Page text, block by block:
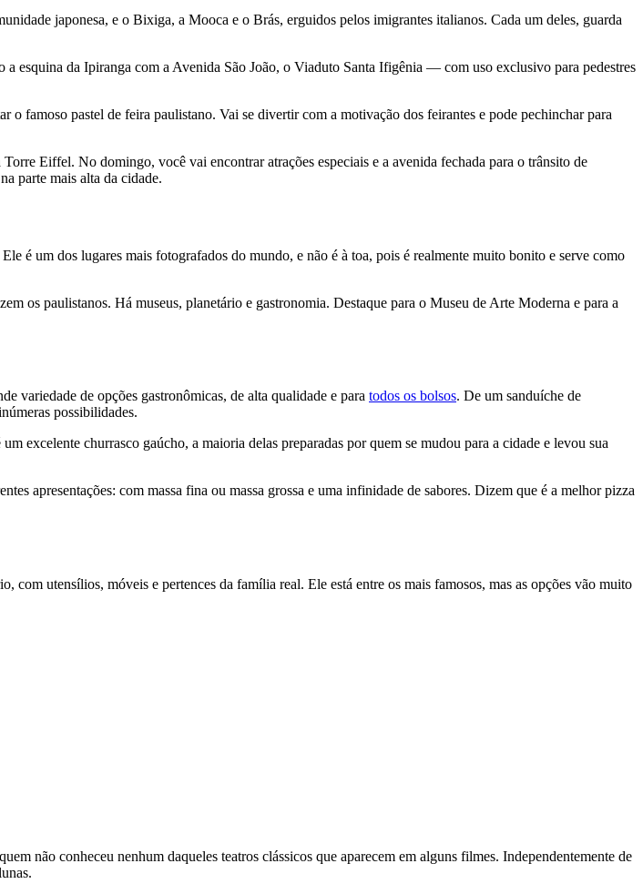
japonesa, e o Bixiga, a Mooca e o Brás, erguidos pelos imigrantes italianos. Cada um deles, guarda
esquina da Ipiranga com a Avenida São João, o Viaduto Santa Ifigênia — com uso exclusivo para pedestres
o famoso pastel de feira paulistano. Vai se divertir com a motivação dos feirantes e pode pechinchar para
Eiffel. No domingo, você vai encontrar atrações especiais e a avenida fechada para o trânsito de
parte mais alta da cidade.
é um dos lugares mais fotografados do mundo, e não é à toa, pois é realmente muito bonito e serve como
os paulistanos. Há museus, planetário e gastronomia. Destaque para o Museu de Arte Moderna e para a
variedade de opções gastronômicas, de alta qualidade e para todos os bolsos. De um sanduíche de
possibilidades.
excelente churrasco gaúcho, a maioria delas preparadas por quem se mudou para a cidade e levou sua
apresentações: com massa fina ou massa grossa e uma infinidade de sabores. Dizem que é a melhor pizza
utensílios, móveis e pertences da família real. Ele está entre os mais famosos, mas as opções vão muito
não conheceu nenhum daqueles teatros clássicos que aparecem em alguns filmes. Independentemente de